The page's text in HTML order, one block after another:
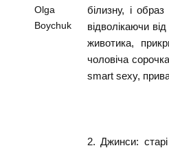
Olga
Boychuk
білизну, і
відволікаючи
животика,
чоловіча
smart sexy,
2. Джинси: